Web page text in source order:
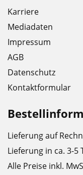
Karriere
Mediadaten
Impressum
AGB
Datenschutz
Kontaktformular
Lieferung auf
Lieferung in ca. 3-5
Alle Preise inkl.